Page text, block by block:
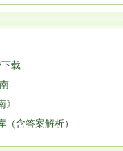
载
含答案解析）